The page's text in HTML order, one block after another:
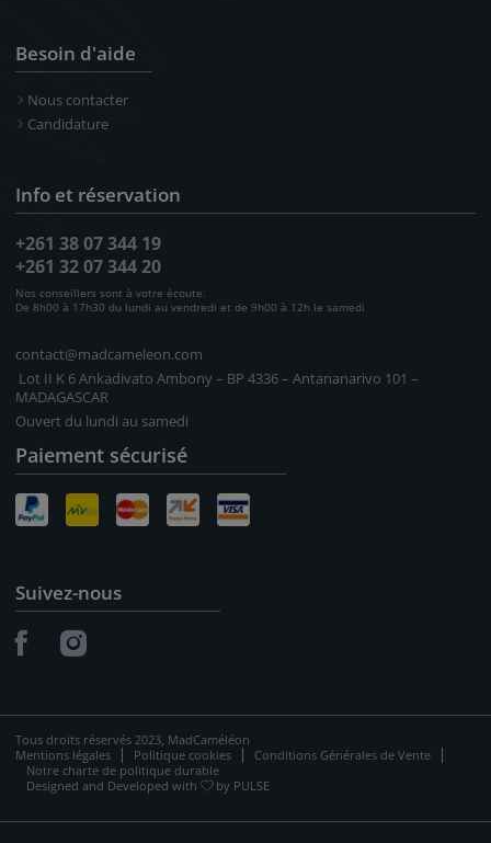
3 nuitées
Transfert à l’aéroport de Tuléar et vol à
destination d’Antananarivo. Nuit en hôtel.
9
Antananarivo fin du séjour
Suivant vos souhaits, prolongation sur la
instants pour faire vos emplettes et
emporter quelques souvenirs de votre
Besoin d'aide
Nous contacter
Candidature
Info et réservation
+261 38 07 344 19
+261 32 07 344 20
Nos conseillers sont à votre écoute.
De 8h00 à 17h30 du lundi au vendredi et de 9h00 à 12h le samedi
contact@madcameleon.com
Lot II K 6 Ankadivato Ambony – BP 4336 – Antananarivo 101 –
MADAGASCAR
Ouvert du lundi au samedi
Paiement sécurisé
Suivez-nous
Tous droits réservés 2023, MadCaméléon
Mentions légales
Politique cookies
Conditions Générales de Vente
Notre charte de politique durable
Designed and Developed with
by PULSE